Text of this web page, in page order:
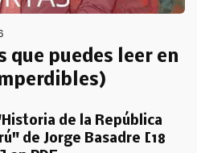
que puedes leer en
de la República
de Jorge Basadre [18